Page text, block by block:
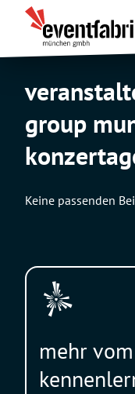
Inhalt
springen
Eventfabrik
München
group
Keine passenden
mehr